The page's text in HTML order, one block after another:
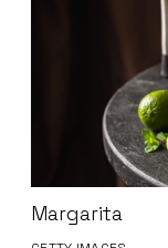
Margarita